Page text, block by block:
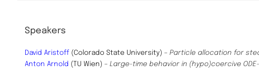
Speakers
David Aristoff (Colorado State University) – Particle allocation for
Anton Arnold (TU Wien) – Large-time behavior in (hypo)coercive